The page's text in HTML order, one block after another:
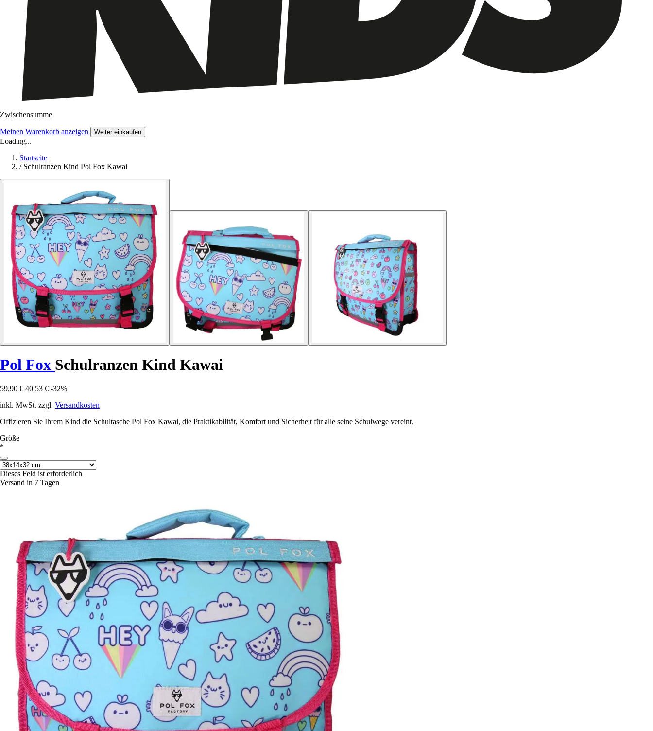
Zwischensumme
Meinen Warenkorb anzeigen Weiter einkaufen
Loading...
Startseite
/ Schulranzen Kind Pol Fox Kawai
Pol Fox Schulranzen Kind Kawai
59,90 € 40,53 € -32%
inkl. MwSt. zzgl. Versandkosten
Offizieren Sie Ihrem Kind die Schultasche Pol Fox Kawai, die Praktikabilität, Komfort und Sicherheit für alle seine Schulwege vereint.
Größe
*
Dieses Feld ist erforderlich
Versand in 7 Tagen